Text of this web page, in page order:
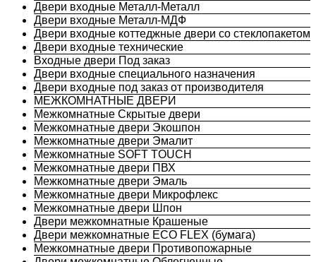
Двери входные Металл-Металл
Двери входные Металл-МДФ
Двери входные коттеджные двери со стеклопакетом
Двери входные технические
Входные двери Под заказ
Двери входные специального назначения
Двери входные под заказ от производителя
МЕЖКОМНАТНЫЕ ДВЕРИ
Межкомнатные Скрытые двери
Межкомнатные двери Экошпон
Межкомнатные двери Эмалит
Межкомнатные SOFT TOUCH
Межкомнатные двери ПВХ
Межкомнатные двери Эмаль
Межкомнатные двери Микрофлекс
Межкомнатные двери Шпон
Двери межкомнатные Крашеные
Двери межкомнатные ECO FLEX (бумага)
Межкомнатные двери Противопожарные